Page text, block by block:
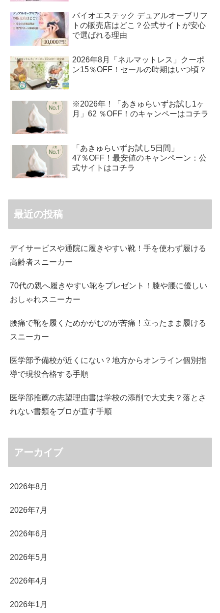
バイオエステック デュアルオーブリフ
トの販売店はどこ？公式サイトが安心
で選ばれる理由
2026年8月「ネルマットレス」クーポ
ン15％OFF！セールの時期はいつ頃？
※2026年！「あきゅらいずお試し1ヶ
月」62 ％OFF！のキャンペーはコチラ
「あきゅらいずお試し5日間」
47％OFF！最安値のキャンペーン：公
式サイトはコチラ
最近の投稿
デイサービスや通院に履きやすい靴！手を使わず履ける
高齢者スニーカー
70代の親へ履きやすい靴をプレゼント！膝や腰に優しい
おしゃれスニーカー
腰痛で靴を履くためかがむのが苦痛！立ったまま履ける
スニーカー
医学部予備校が近くにない？地方からオンライン個別指
導で現役合格する手順
医学部推薦の志望理由書は学校の添削で大丈夫？落とさ
れない書類をプロが直す手順
アーカイブ
2026年8月
2026年7月
2026年6月
2026年5月
2026年4月
2026年1月